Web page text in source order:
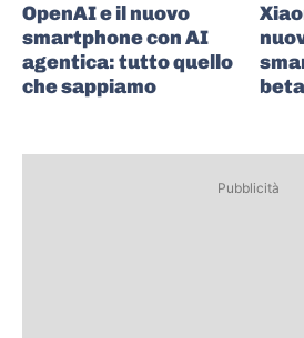
OpenAI e il nuovo
smartphone con AI
agentica: tutto quello
che sappiamo
beta
Pubblicità